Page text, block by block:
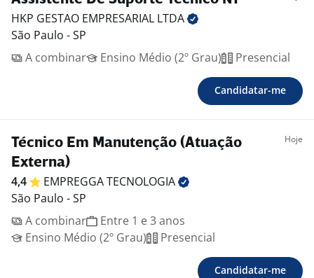
HKP GESTAO EMPRESARIAL LTDA
São Paulo - SP
A combinar
Ensino Médio (2º Grau) Presencial
Candidatar-me
Técnico Em Manutenção (Atuação
Externa)
Hoje
4,4 EMPREGGATECNOLOGIA
São Paulo - SP
A combinar
Entre 1 e 3 anos
Ensino Médio (2º Grau)
Presencial
Candidatar-me